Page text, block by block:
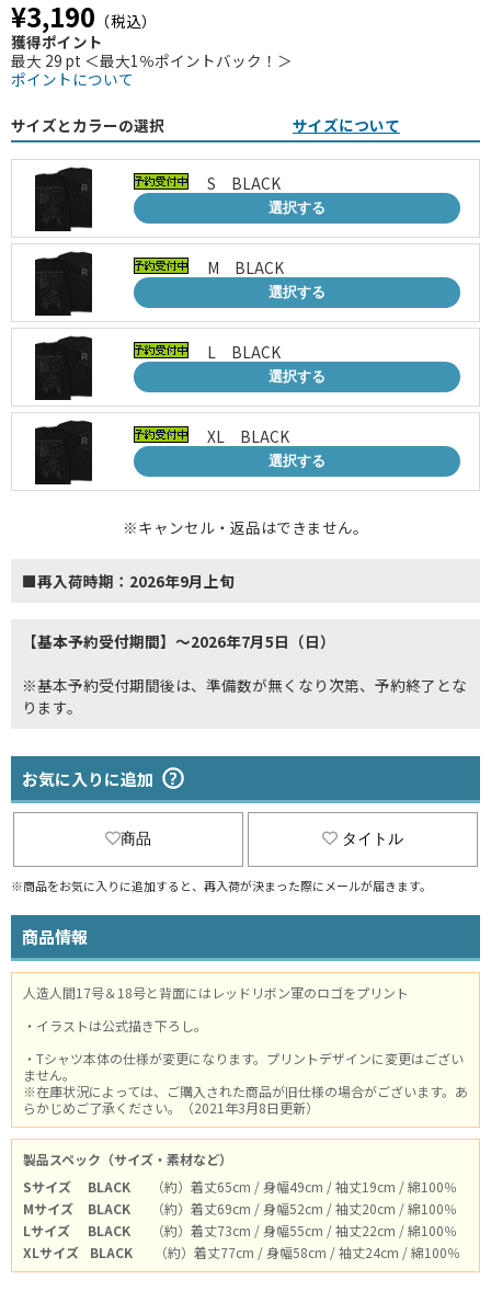
¥3,190 （税込）
獲得ポイント
最大 29 pt ＜最大1％ポイントバック！＞
ポイントについて
サイズとカラーの選択 サイズについて
S BLACK
選択する
M BLACK
選択する
L BLACK
選択する
XL BLACK
選択する
※キャンセル・返品はできません。
■再入荷時期：2026年9月上旬
【基本予約受付期間】～2026年7月5日（日）
※基本予約受付期間後は、準備数が無くなり次第、予約終了とな
ります。
お気に入りに追加
商品 タイトル
※商品をお気に入りに追加すると、再入荷が決まった際にメールが届きます。
商品情報
人造人間17号＆18号と背面にはレッドリボン軍のロゴをプリント
・イラストは公式描き下ろし。
・Tシャツ本体の仕様が変更になります。プリントデザインに変更はござい
ません。
※在庫状況によっては、ご購入された商品が旧仕様の場合がございます。あ
らかじめご了承ください。（2021年3月8日更新）
製品スペック（サイズ・素材など）
Sサイズ
BLACK
（約）着丈65cm / 身幅49cm / 袖丈19cm / 綿100％
Mサイズ
BLACK
（約）着丈69cm / 身幅52cm / 袖丈20cm / 綿100％
Lサイズ
BLACK
（約）着丈73cm / 身幅55cm / 袖丈22cm / 綿100％
XLサイズ
BLACK （約）着丈77cm / 身幅58cm / 袖丈24cm / 綿100％